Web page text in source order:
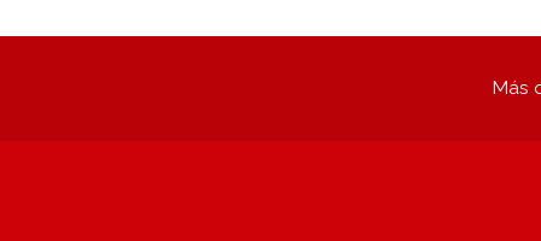
Más